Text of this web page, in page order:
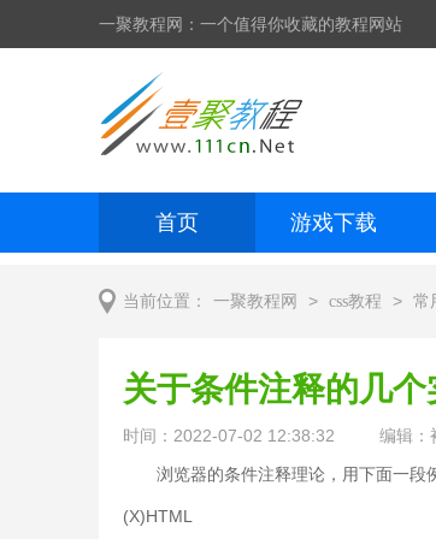
一聚教程网：一个值得你收藏的教程网站
首页 游戏下载
当前位置： 一聚教程网 > css教程 > 常
关于条件注释的几
时间：2022-07-02 12:38:32 编辑：
浏览器的条件注释理论，用下面一段
(X)HTML